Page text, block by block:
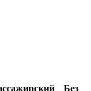
Без